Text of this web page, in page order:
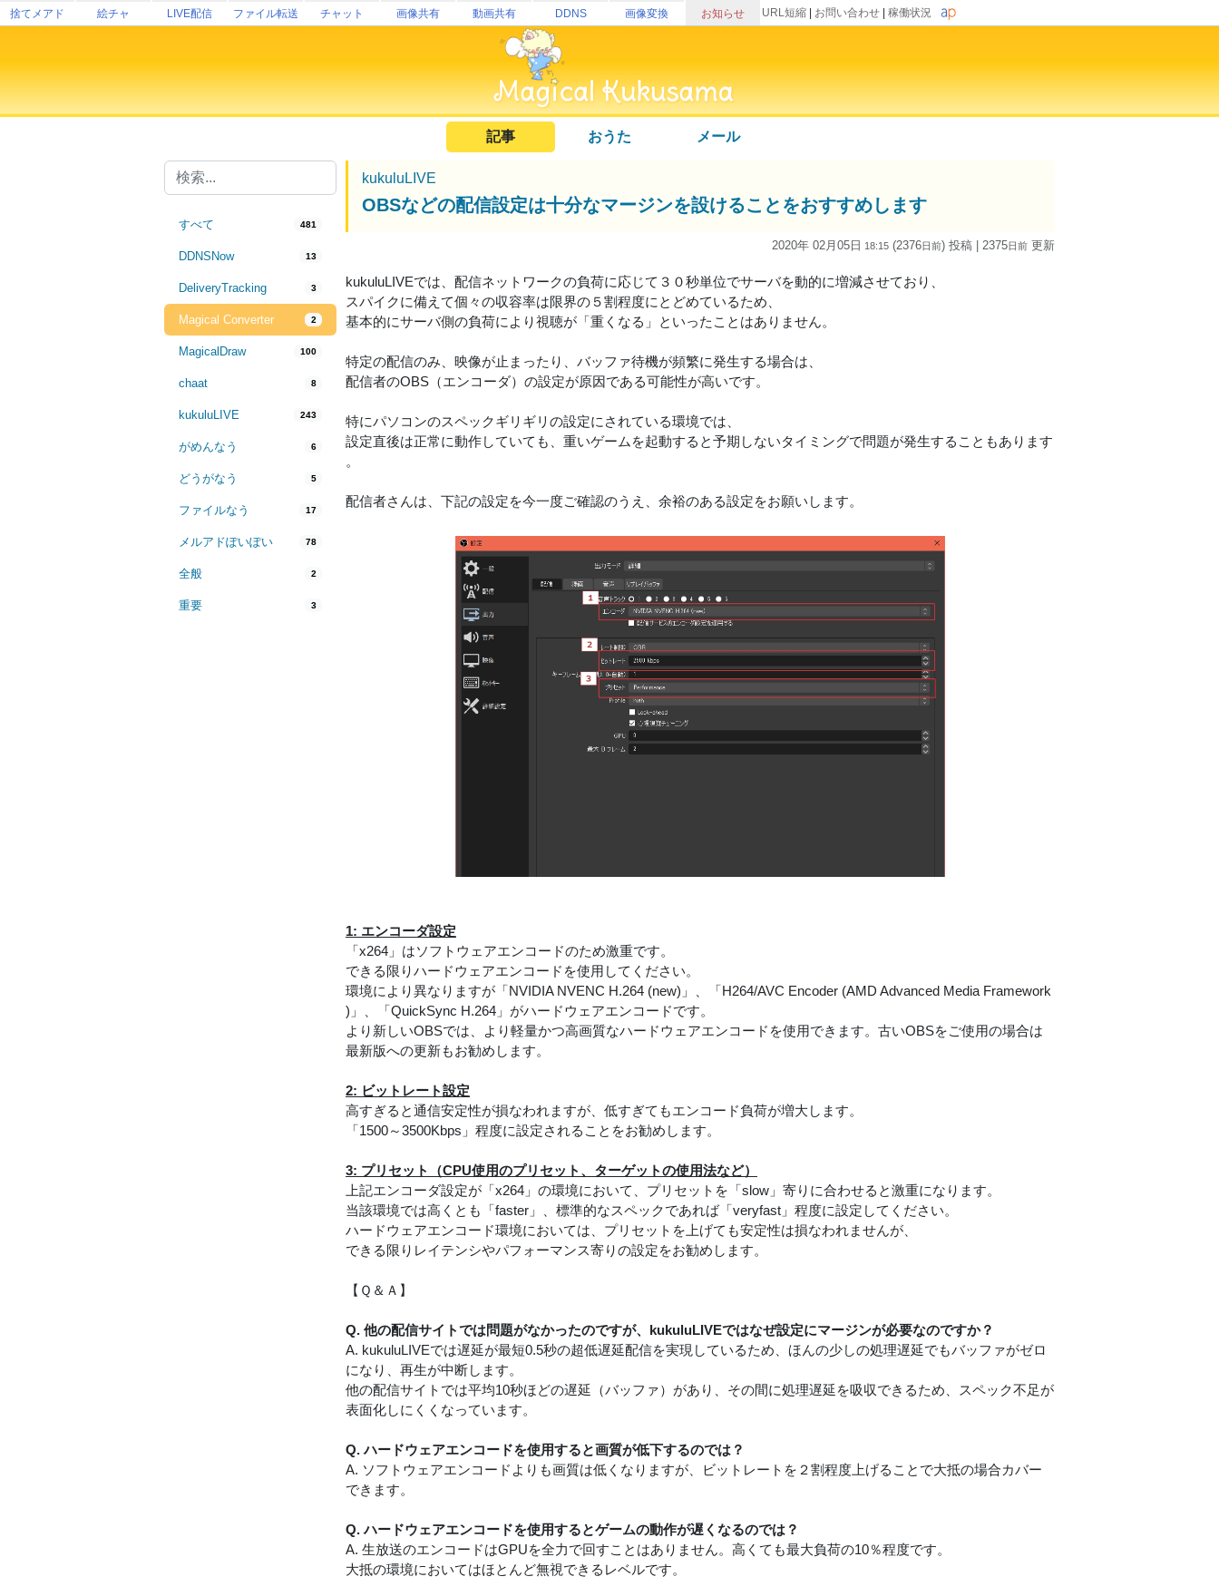
捨てメアド 絵チャ LIVE配信 ファイル転送 チャット 画像共有 動画共有 DDNS 画像変換 お知らせ URL短縮 お問い合わせ 稼働状況
記事 おうた メール
すべて 481
DDNSNow 13
DeliveryTracking 3
Magical Converter 2
MagicalDraw 100
chaat 8
kukuluLIVE 243
がめんなう 6
どうがなう 5
ファイルなう 17
メルアドぽいぽい 78
全般 2
重要 3
kukuluLIVE
OBSなどの配信設定は十分なマージンを設けることをおすすめします
2020年 02月05日 18:15 (2376日前) 投稿 | 2375日前 更新
kukuluLIVEでは、配信ネットワークの負荷に応じて３０秒単位でサーバを動的に増減させており、
スパイクに備えて個々の収容率は限界の５割程度にとどめているため、
基本的にサーバ側の負荷により視聴が「重くなる」といったことはありません。
特定の配信のみ、映像が止まったり、バッファ待機が頻繁に発生する場合は、
配信者のOBS（エンコーダ）の設定が原因である可能性が高いです。
特にパソコンのスペックギリギリの設定にされている環境では、
設定直後は正常に動作していても、重いゲームを起動すると予期しないタイミングで問題が発生することもあります
。
配信者さんは、下記の設定を今一度ご確認のうえ、余裕のある設定をお願いします。
1: エンコーダ設定
「x264」はソフトウェアエンコードのため激重です。
できる限りハードウェアエンコードを使用してください。
環境により異なりますが「NVIDIA NVENC H.264 (new)」、「H264/AVC Encoder (AMD Advanced Media Framework
)」、「QuickSync H.264」がハードウェアエンコードです。
より新しいOBSでは、より軽量かつ高画質なハードウェアエンコードを使用できます。古いOBSをご使用の場合は
最新版への更新もお勧めします。
2: ビットレート設定
高すぎると通信安定性が損なわれますが、低すぎてもエンコード負荷が増大します。
「1500～3500Kbps」程度に設定されることをお勧めします。
3: プリセット（CPU使用のプリセット、ターゲットの使用法など）
上記エンコーダ設定が「x264」の環境において、プリセットを「slow」寄りに合わせると激重になります。
当該環境では高くとも「faster」、標準的なスペックであれば「veryfast」程度に設定してください。
ハードウェアエンコード環境においては、プリセットを上げても安定性は損なわれませんが、
できる限りレイテンシやパフォーマンス寄りの設定をお勧めします。
【Ｑ＆Ａ】
Q. 他の配信サイトでは問題がなかったのですが、kukuluLIVEではなぜ設定にマージンが必要なのですか？
A. kukuluLIVEでは遅延が最短0.5秒の超低遅延配信を実現しているため、ほんの少しの処理遅延でもバッファがゼロ
になり、再生が中断します。
他の配信サイトでは平均10秒ほどの遅延（バッファ）があり、その間に処理遅延を吸収できるため、スペック不足が
表面化しにくくなっています。
Q. ハードウェアエンコードを使用すると画質が低下するのでは？
A. ソフトウェアエンコードよりも画質は低くなりますが、ビットレートを２割程度上げることで大抵の場合カバー
できます。
Q. ハードウェアエンコードを使用するとゲームの動作が遅くなるのでは？
A. 生放送のエンコードはGPUを全力で回すことはありません。高くても最大負荷の10％程度です。
大抵の環境においてはほとんど無視できるレベルです。